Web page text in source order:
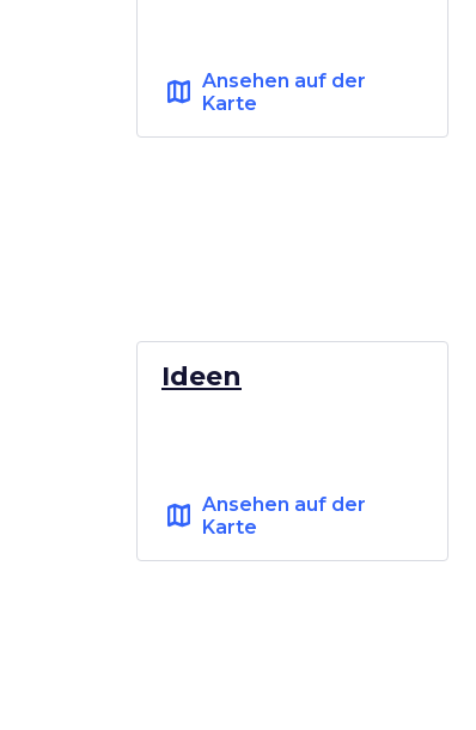
map Ansehen auf der
Karte
Ideen
map Ansehen auf der
Karte